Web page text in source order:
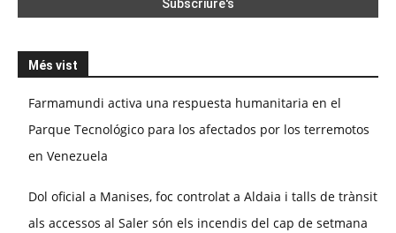
Més vist
Farmamundi activa una respuesta humanitaria en el
Parque Tecnológico para los afectados por los terremotos
en Venezuela
Dol oficial a Manises, foc controlat a Aldaia i talls de trànsit
als accessos al Saler són els incendis del cap de setmana